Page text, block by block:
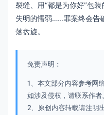
裂缝、用“都是为你好”包
失明的懦弱……罪案终会告
落盘旋。
免责声明：
1、本文部分内容参考网
如涉及侵权，请联系作者
2、原创内容转载请注明